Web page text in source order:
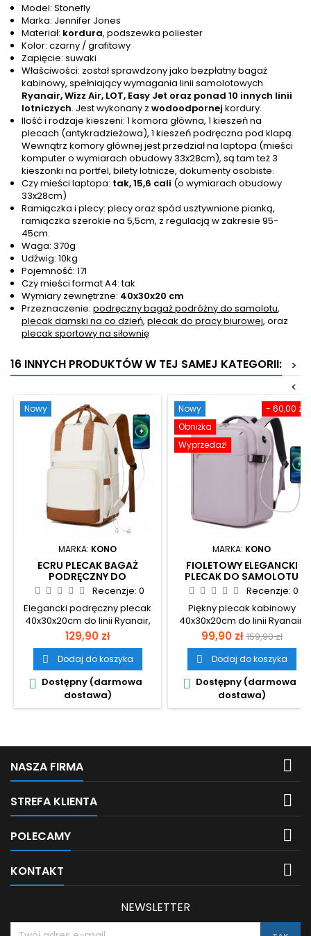
Model: Stonefly
Marka: Jennifer Jones
Materiał: kordura, podszewka poliester
Kolor: czarny / grafitowy
Zapięcie: suwaki
Właściwości: został sprawdzony jako bezpłatny bagaż
kabinowy, spełniający wymagania linii samolotowych
Ryanair, Wizz Air, LOT, Easy Jet oraz ponad 10 innych linii
lotniczych. Jest wykonany z wodoodpornej kordury.
Ilość i rodzaje kieszeni: 1 komora główna, 1 kieszeń na
plecach (antykradzieżowa), 1 kieszeń podręczna pod klapą.
Wewnątrz komory głównej jest przedział na laptopa (mieści
komputer o wymiarach obudowy 33x28cm), są tam też 3
kieszonki na portfel, bilety lotnicze, dokumenty osobiste.
Czy mieści laptopa: tak, 15,6 cali (o wymiarach obudowy
33x28cm)
Ramiączka i plecy: plecy oraz spód usztywnione pianką,
ramiączka szerokie na 5,5cm, z regulacją w zakresie 95-
45cm.
Waga: 370g
Udźwig: 10kg
Pojemność: 17l
Czy mieści format A4: tak
Wymiary zewnętrzne: 40x30x20 cm
Przeznaczenie: podręczny bagaż podróżny do samolotu,
plecak damski na co dzień, plecak do pracy biurowej, oraz
plecak sportowy na siłownię
16 INNYCH PRODUKTÓW W TEJ SAMEJ KATEGORII:
>
<
Nowy
MARKA: KONO
ECRU PLECAK BAGAŻ
PODRĘCZNY DO
SAMOLOTU DAMSKI
40X30X20 KONO OLIVER
KR
Recenzje: 0
Elegancki podręczny plecak
40x30x20cm do linii Ryanair,
Wizz Air.
Cena
129,90 zł
 Dodaj do koszyka
 Dostępny (darmowa
dostawa)
- 60,00 zł
Nowy
Obniżka
Wyprzedaż!
MARKA: KONO
FIOLETOWY ELEGANCKI
PLECAK DO SAMOLOTU
RYANAIR 40X30X20 Z USB
ROSSO PE
Recenzje: 0
Piękny plecak kabinowy
40x30x20cm do linii Ryanair,
Wizz Air.
Cena
99,90 zł Cena
159,90 zł
 Dodaj do koszyka
 Dostępny (darmowa
dostawa)
NASZA FIRMA 
STREFA KLIENTA 
POLECAMY 
KONTAKT 
NEWSLETTER